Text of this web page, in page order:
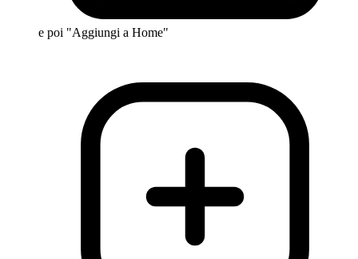
e poi "Aggiungi a Home"